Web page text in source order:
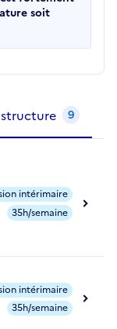
soit
9
intérimaire
35h/semaine
intérimaire
35h/semaine